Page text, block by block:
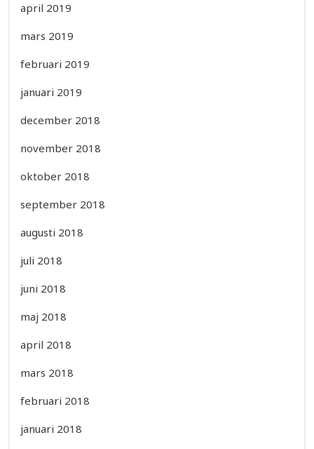
april 2019
mars 2019
februari 2019
januari 2019
december 2018
november 2018
oktober 2018
september 2018
augusti 2018
juli 2018
juni 2018
maj 2018
april 2018
mars 2018
februari 2018
januari 2018